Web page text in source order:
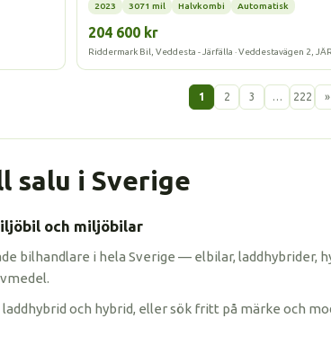
2023 3071 mil Halvkombi Automatisk
204 600 kr
Riddermark Bil, Veddesta - Järfälla · Veddestavägen 2,
1 2 3 … 222 »
salu i Sverige
och miljöbilar
bilhandlare i hela Sverige — elbilar, laddhybrider,
och hybrid, eller sök fritt på märke och